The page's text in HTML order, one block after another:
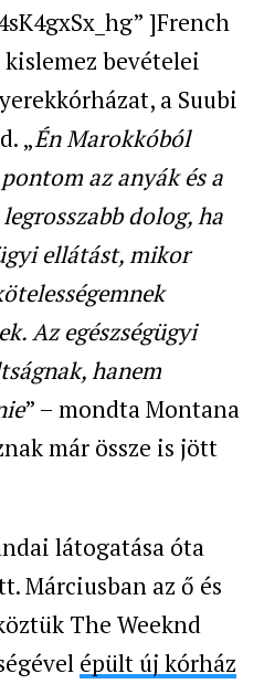
]French
bevételei
a Suubi
„Én Marokkóból
az anyák és a
dolog, ha
ellátást, mikor
Az egészségügyi
hanem
” – mondta Montana
már össze is jött
látogatása óta
Márciusban az ő és
The Weeknd
épült új kórház